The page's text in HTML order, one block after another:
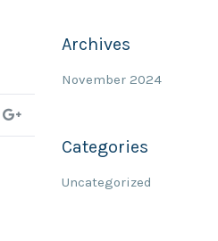
Archives
November 2024
Categories
Uncategorized